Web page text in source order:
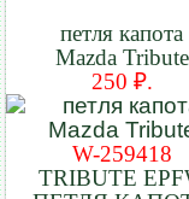
петля капота
Mazda Tribute
250 ₽.
W-259418
TRIBUTE